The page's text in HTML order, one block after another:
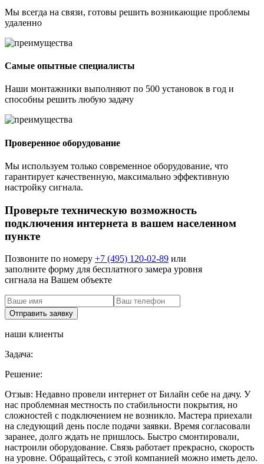
Мы всегда на связи, готовы решить возникающие проблемы
удаленно
Самые опытные специалисты
Наши монтажники выполняют по 500 установок в год и
способны решить любую задачу
Проверенное оборудование
Мы используем только современное оборудование, что
гарантирует качественную, максимально эффективную
настройку сигнала.
Проверьте техническую возможность
подключения интернета в вашем населенном
пункте
Позвоните по номеру +7 (495) 120-02-89 или
заполните форму для бесплатного замера уровня
сигнала на Вашем объекте
наши клиенты
Задача:
Решение:
Отзыв: Недавно провели интернет от Билайн себе на дачу. У
нас проблемная местность по стабильности покрытия, но
сложностей с подключением не возникло. Мастера приехали
на следующий день после подачи заявки. Время согласовали
заранее, долго ждать не пришлось. Быстро смонтировали,
настроили оборудование. Связь работает прекрасно, скорость
на уровне. Обращайтесь, с этой компанией можно иметь дело.